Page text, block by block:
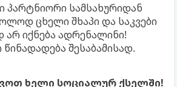
პარტნიორი სამსახურიდან
ცხელი შხაპი და საკვები
იქნება ადრენალინი!
შესაბამისად.
ხელი სოციალურ ქსელში!